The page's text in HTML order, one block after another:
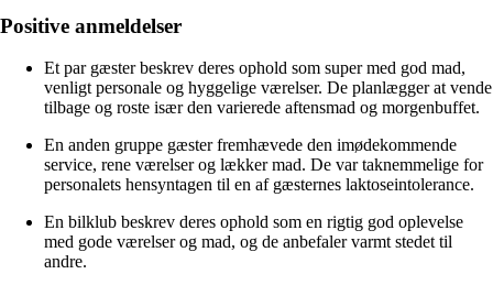
Positive anmeldelser
Et par gæster beskrev deres ophold som super med god mad,
venligt personale og hyggelige værelser. De planlægger at vende
tilbage og roste især den varierede aftensmad og morgenbuffet.
En anden gruppe gæster fremhævede den imødekommende
service, rene værelser og lækker mad. De var taknemmelige for
personalets hensyntagen til en af gæsternes laktoseintolerance.
En bilklub beskrev deres ophold som en rigtig god oplevelse
med gode værelser og mad, og de anbefaler varmt stedet til
andre.